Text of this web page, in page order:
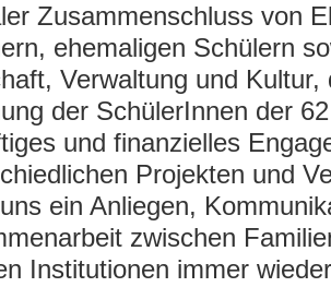
Zusammenschluss von
ehemaligen Schülern
Verwaltung und Kultur,
der SchülerInnen der
und finanzielles
Projekten und
ein Anliegen,
zwischen
Institutionen immer